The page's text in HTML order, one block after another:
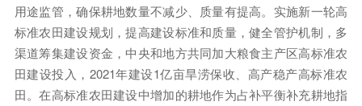
用途监管，确保耕地数量不减少、质量有提高。实施新一轮高
标准农田建设规划，提高建设标准和质量，健全管护机制，多
渠道筹集建设资金，中央和地方共同加大粮食主产区高标准农
田建设投入，2021年建设1亿亩旱涝保收、高产稳产高标准农
田。在高标准农田建设中增加的耕地作为占补平衡补充耕地指